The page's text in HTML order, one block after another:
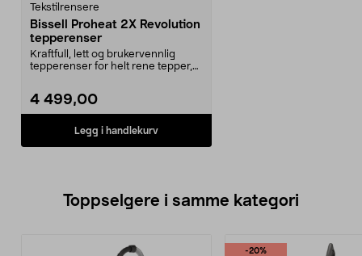
Tekstilrensere
Bissell Proheat 2X Revolution
tepperenser
Kraftfull, lett og brukervennlig
tepperenser for helt rene tepper,
4 499,00
Legg i handlekurv
Toppselgere i samme kategori
-20%